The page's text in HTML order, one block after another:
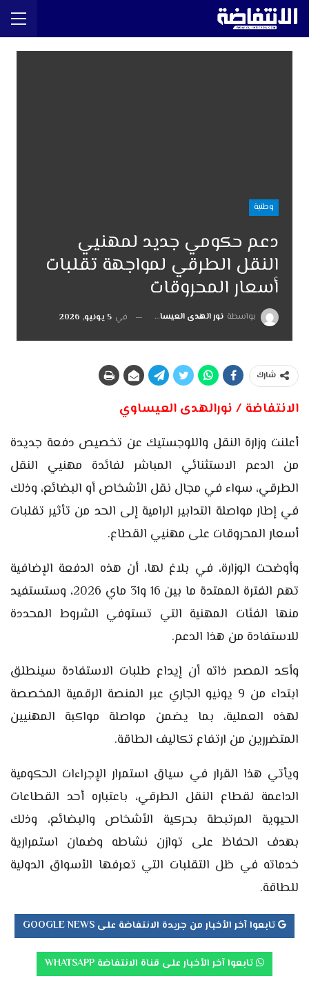
وطنية
دعم حكومي جديد لمهنيي
النقل الطرقي لمواجهة تقلبات
أسعار المحروقات
بواسطة نور الهدى العيساوي في 5 يونيو, 2026
شارك
الانتفاضة / نورالهدى العيساوي
أعلنت وزارة النقل واللوجستيك عن تخصيص دفعة جديدة
من الدعم الاستثنائي المباشر لفائدة مهنيي النقل
الطرقي، سواء في مجال نقل الأشخاص أو البضائع، وذلك
في إطار مواصلة التدابير الرامية إلى الحد من تأثير تقلبات
أسعار المحروقات على مهنيي القطاع.
وأوضحت الوزارة، في بلاغ لها، أن هذه الدفعة الإضافية
تهم الفترة الممتدة ما بين 16 و31 ماي 2026، وستستفيد
منها الفئات المهنية التي تستوفي الشروط المحددة
للاستفادة من هذا الدعم.
وأكد المصدر ذاته أن إيداع طلبات الاستفادة سينطلق
ابتداء من 9 يونيو الجاري عبر المنصة الرقمية المخصصة
لهذه العملية، بما يضمن مواصلة مواكبة المهنيين
المتضررين من ارتفاع تكاليف الطاقة.
ويأتي هذا القرار في سياق استمرار الإجراءات الحكومية
الداعمة لقطاع النقل الطرقي، باعتباره أحد القطاعات
الحيوية المرتبطة بحركية الأشخاص والبضائع، وذلك
بهدف الحفاظ على توازن نشاطه وضمان استمرارية
خدماته في ظل التقلبات التي تعرفها الأسواق الدولية
للطاقة.
تابعوا آخر الأخبار من جريدة الانتفاضة على GOOGLE NEWS
تابعوا آخر الأخبار على قناة الانتفاضة WHATSAPP